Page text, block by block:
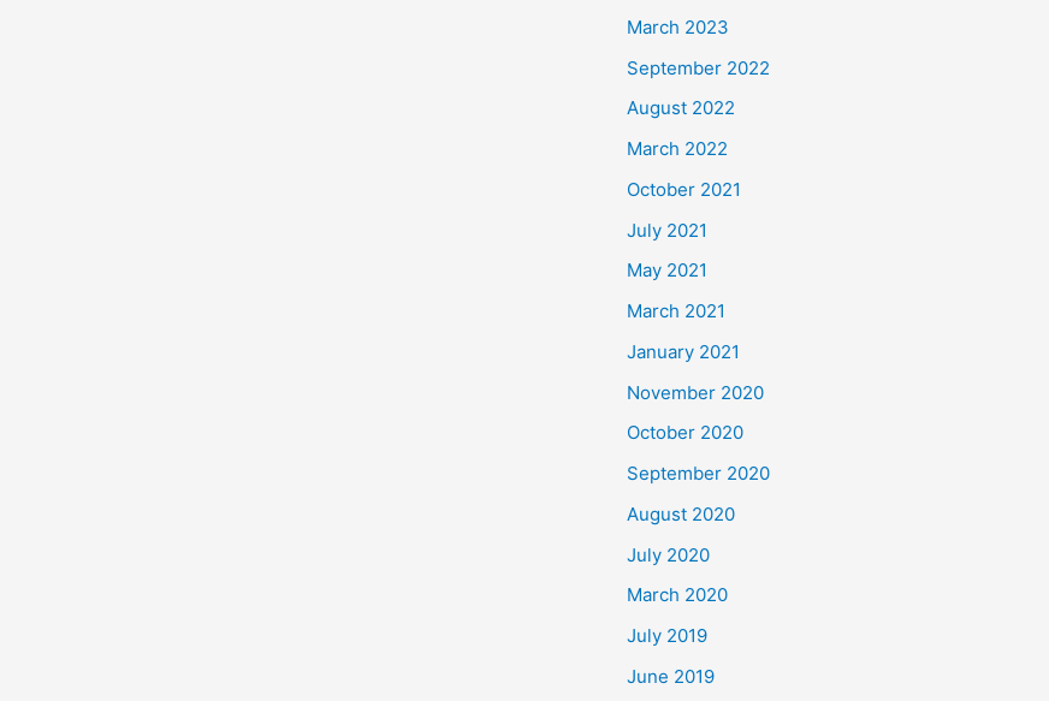
March 2023
September 2022
August 2022
March 2022
October 2021
July 2021
May 2021
March 2021
January 2021
November 2020
October 2020
September 2020
August 2020
July 2020
March 2020
July 2019
June 2019